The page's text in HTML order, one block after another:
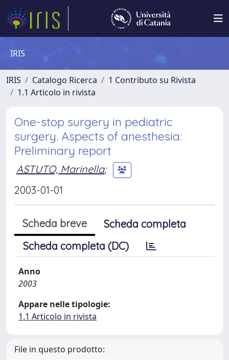
IRIS
IRIS Catalogo Ricerca
1 Contributo su Rivista
1.1 Articolo in rivista
One-stop surgery in pediatric
surgery. Aspects of anesthesia:
Preliminary report
ASTUTO, Marinella;
2003-01-01
Scheda breve
Scheda completa
Scheda completa (DC)
Anno
2003
Appare nelle tipologie:
1.1 Articolo in rivista
File in questo prodotto: